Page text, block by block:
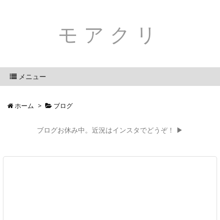
モアクリ
メニュー
ホーム > ブログ
ブログお休み中。近況はインスタでどうぞ！ ▶